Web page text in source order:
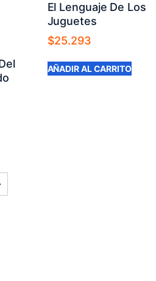
El Lenguaje De Los
Juguetes
$25.293
AÑADIR AL CARRITO